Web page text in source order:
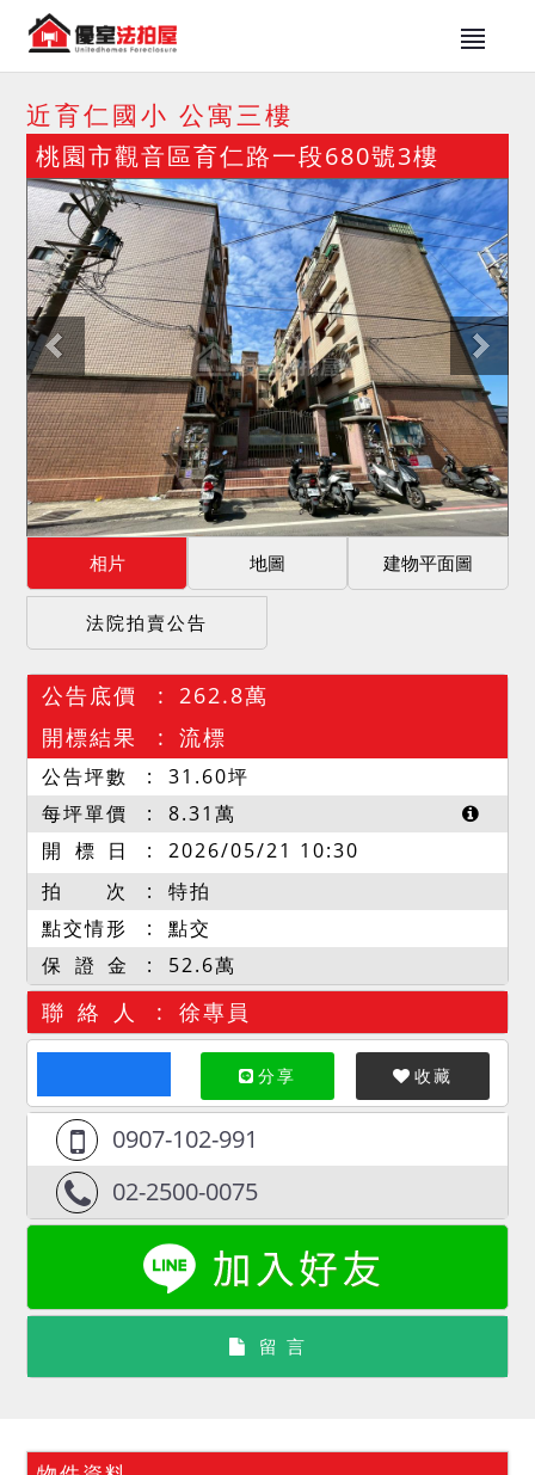
近育仁國小 公寓三樓
桃園市觀音區育仁路一段680號3樓
相片 地圖 建物平面圖
法院拍賣公告
公告底價
262.8萬
開標結果
流標
公告坪數 31.60坪
每坪單價
8.31萬
開 標 日
2026/05/21 10:30
拍 次
特拍
點交情形
點交
保 證 金
52.6萬
聯 絡 人 徐專員
分享 收藏
0907-102-991
02-2500-0075
留 言